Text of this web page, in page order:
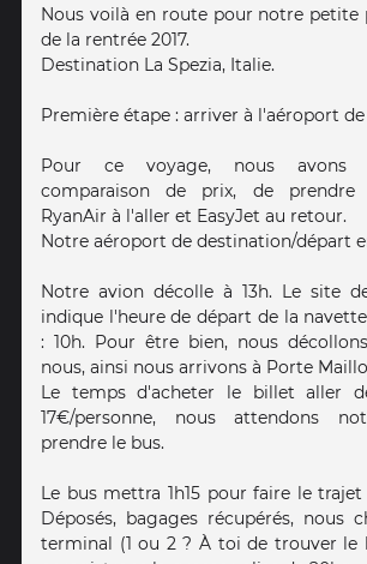
Nous voilà en route pour notre petite
de la rentrée 2017.
Destination La Spezia, Italie.
Première étape : arriver à l'aéroport
Pour ce voyage, nous avons
comparaison de prix, de prendre
RyanAir à l'aller et EasyJet au retour.
Notre aéroport de destination/départ
Notre avion décolle à 13h. Le site
indique l'heure de départ de la
: 10h. Pour être bien, nous
nous, ainsi nous arrivons à Porte
Le temps d'acheter le billet aller
17€/personne, nous attendons
prendre le bus.
Le bus mettra 1h15 pour faire le trajet
Déposés, bagages récupérés, nous
terminal (1 ou 2 ? À toi de trouver le